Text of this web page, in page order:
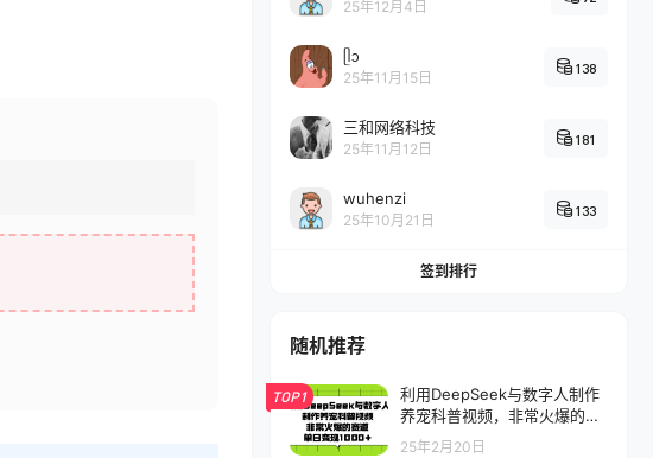
25年12月4日
ᥫᩣ
25年11月15日
138
三和网络科技
25年11月12日
181
wuhenzi
25年10月21日
133
签到排行
随机推荐
TOP1
利用DeepSeek与数字人制作
养宠科普视频，非常火爆的赛
道，单日变现1000+
25年2月20日